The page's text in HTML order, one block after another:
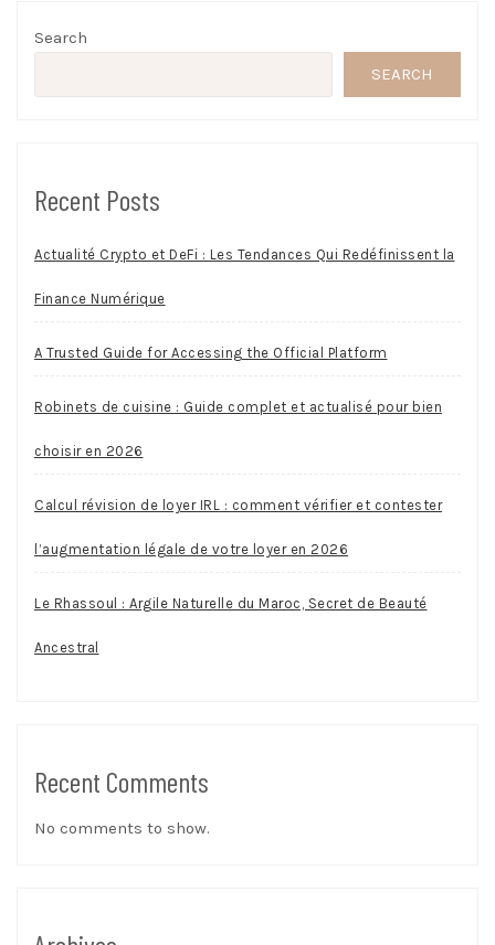
Search
SEARCH
Recent Posts
Actualité Crypto et DeFi : Les Tendances Qui Redéfinissent la
Finance Numérique
A Trusted Guide for Accessing the Official Platform
Robinets de cuisine : Guide complet et actualisé pour bien
choisir en 2026
Calcul révision de loyer IRL : comment vérifier et contester
l’augmentation légale de votre loyer en 2026
Le Rhassoul : Argile Naturelle du Maroc, Secret de Beauté
Ancestral
Recent Comments
No comments to show.